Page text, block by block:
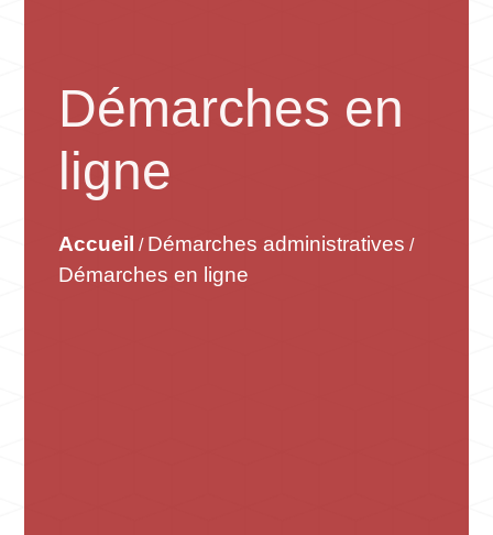
Démarches en
ligne
Accueil / Démarches administratives /
Démarches en ligne